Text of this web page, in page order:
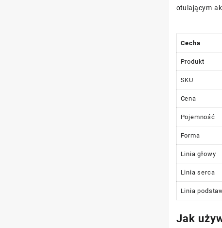
otulającym
Cecha
Produkt
SKU
Cena
Pojemność
Forma
Linia głowy
Linia serca
Linia
Jak